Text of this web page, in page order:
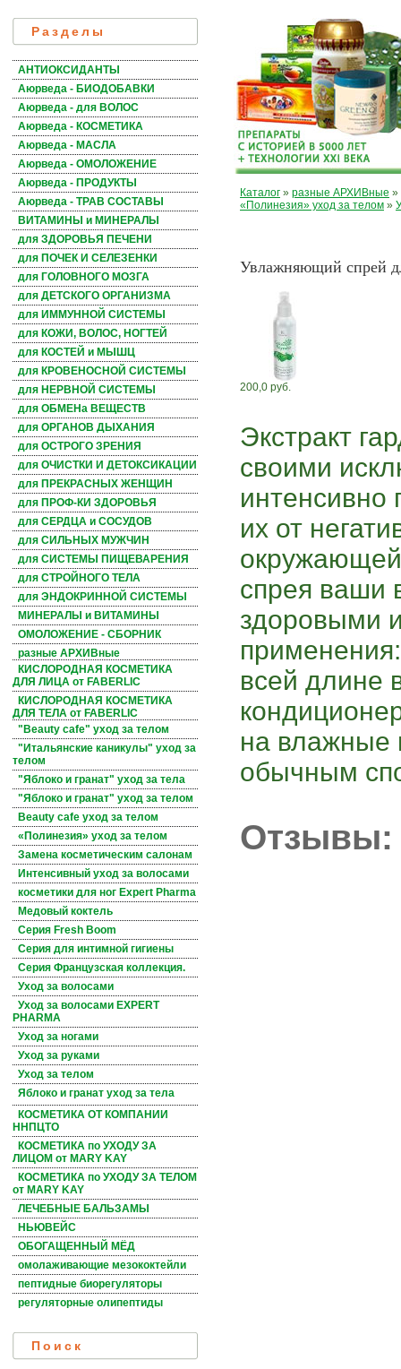
Разделы
АНТИОКСИДАНТЫ
Аюрведа - БИОДОБАВКИ
Аюрведа - для ВОЛОС
Аюрведа - КОСМЕТИКА
Аюрведа - МАСЛА
Аюрведа - ОМОЛОЖЕНИЕ
Аюрведа - ПРОДУКТЫ
Аюрведа - ТРАВ СОСТАВЫ
ВИТАМИНЫ и МИНЕРАЛЫ
для ЗДОРОВЬЯ ПЕЧЕНИ
для ПОЧЕК И СЕЛЕЗЕНКИ
для ГОЛОВНОГО МОЗГА
для ДЕТСКОГО ОРГАНИЗМА
для ИММУННОЙ СИСТЕМЫ
для КОЖИ, ВОЛОС, НОГТЕЙ
для КОСТЕЙ и МЫШЦ
для КРОВЕНОСНОЙ СИСТЕМЫ
для НЕРВНОЙ СИСТЕМЫ
для ОБМЕНа ВЕЩЕСТВ
для ОРГАНОВ ДЫХАНИЯ
для ОСТРОГО ЗРЕНИЯ
для ОЧИСТКИ И ДЕТОКСИКАЦИИ
для ПРЕКРАСНЫХ ЖЕНЩИН
для ПРОФ-КИ ЗДОРОВЬЯ
для СЕРДЦА и СОСУДОВ
для СИЛЬНЫХ МУЖЧИН
для СИСТЕМЫ ПИЩЕВАРЕНИЯ
для СТРОЙНОГО ТЕЛА
для ЭНДОКРИННОЙ СИСТЕМЫ
МИНЕРАЛЫ и ВИТАМИНЫ
ОМОЛОЖЕНИЕ - СБОРНИК
разные АРХИВные
КИСЛОРОДНАЯ КОСМЕТИКА
ДЛЯ ЛИЦА от FABERLIC
КИСЛОРОДНАЯ КОСМЕТИКА
ДЛЯ ТЕЛА от FABERLIC
"Beauty cafe" уход за телом
"Итальянские каникулы" уход за
телом
"Яблоко и гранат" уход за тела
"Яблоко и гранат" уход за телом
Beauty cafe уход за телом
«Полинезия» уход за телом
Замена косметическим салонам
Интенсивный уход за волосами
косметики для ног Expert Pharma
Медовый коктель
Серия Fresh Boom
Серия для интимной гигиены
Серия Французская коллекция.
Уход за волосами
Уход за волосами EXPERT
PHARMA
Уход за ногами
Уход за руками
Уход за телом
Яблоко и гранат уход за тела
КОСМЕТИКА ОТ КОМПАНИИ
ННПЦТО
КОСМЕТИКА по УХОДУ ЗА
ЛИЦОМ от MARY KAY
КОСМЕТИКА по УХОДУ ЗА ТЕЛОМ
от MARY KAY
ЛЕЧЕБНЫЕ БАЛЬЗАМЫ
НЬЮВЕЙС
ОБОГАЩЕННЫЙ МЁД
омолаживающие мезококтейли
пептидные биорегуляторы
регуляторные олипептиды
Поиск
Каталог » разные АРХИВные »
«Полинезия» уход за телом »
Увлажняющий спрей
200,0 руб.
Экстракт
своими
интенсивно
их от
спрея ваши
здоровыми
всей длине
на влажные
обычным
Отзывы: